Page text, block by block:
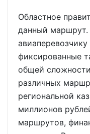
Областное
данный
фиксированные
общей
различных
региональной
миллионов
маршрутов,